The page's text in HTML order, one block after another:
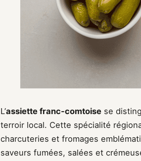
L’assiette franc-comtoise se
terroir local. Cette spécialité
charcuteries et fromages
saveurs fumées, salées et